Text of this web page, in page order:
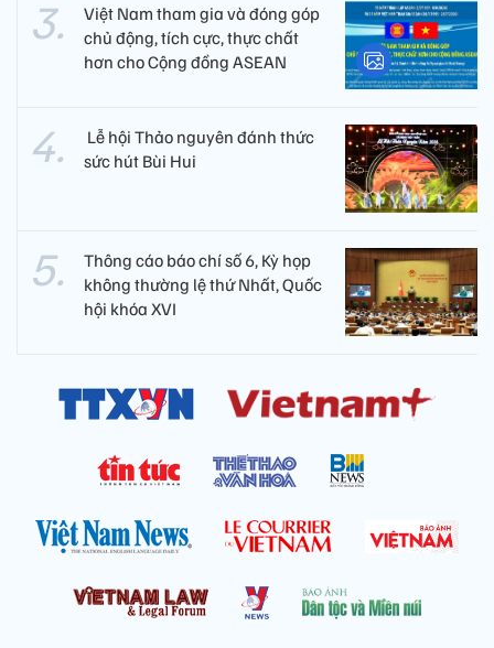
Việt Nam tham gia và đóng góp
chủ động, tích cực, thực chất
hơn cho Cộng đồng ASEAN
​ Lễ hội Thảo nguyên đánh thức
sức hút Bùi Hui
Thông cáo báo chí số 6, Kỳ họp
không thường lệ thứ Nhất, Quốc
hội khóa XVI